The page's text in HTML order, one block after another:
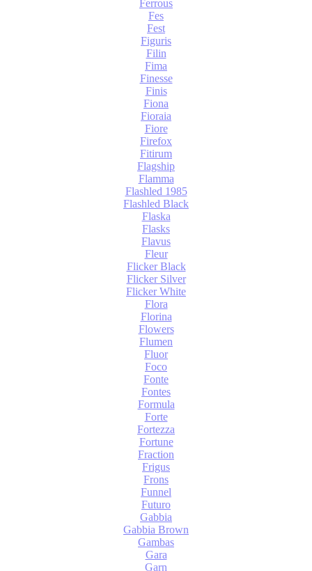
Ferrous
Fes
Fest
Figuris
Filin
Fima
Finesse
Finis
Fiona
Fioraia
Fiore
Firefox
Fitirum
Flagship
Flamma
Flashled 1985
Flashled Black
Flaska
Flasks
Flavus
Fleur
Flicker Black
Flicker Silver
Flicker White
Flora
Florina
Flowers
Flumen
Fluor
Foco
Fonte
Fontes
Formula
Forte
Fortezza
Fortune
Fraction
Frigus
Frons
Funnel
Futuro
Gabbia
Gabbia Brown
Gambas
Gara
Garn